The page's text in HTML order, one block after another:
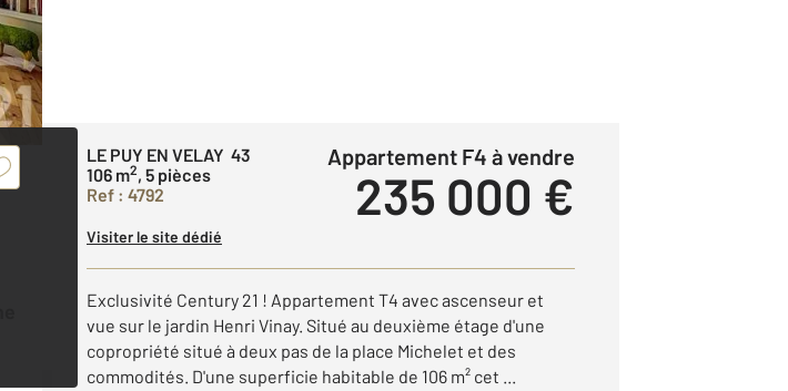
LE PUY EN VELAY 43
106 m2, 5 pièces
Ref : 4792
Appartement F4 à vendre
235 000 €
Visiter le site dédié
Exclusivité Century 21 ! Appartement T4 avec ascenseur et
vue sur le jardin Henri Vinay. Situé au deuxième étage d'une
copropriété situé à deux pas de la place Michelet et des
commodités. D'une superficie habitable de 106 m² cet ...